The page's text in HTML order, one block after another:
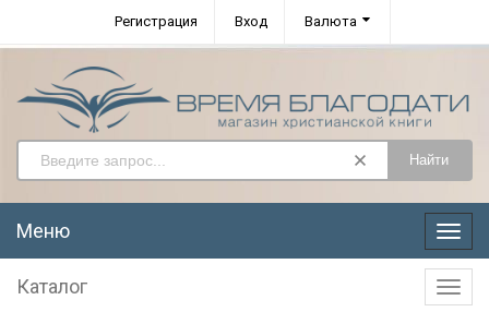
Регистрация Вход Валюта
Найти
Меню
Меню
Каталог